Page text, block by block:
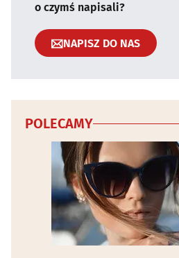
o czymś napisali?
NAPISZ DO NAS
POLECAMY